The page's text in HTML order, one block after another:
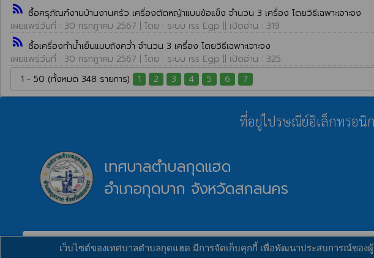
เว็บไซต์ของเทศบาลตำบลกุดแฮด มีการจัดเก็บคุกกี้ เพื่อพัฒนาประสบการณ์ขอ
rss_feed ซื้อครุภัณฑ์งานบ้านงานครัว เครื่องตัดหญ้าแบบข้อแข็ง จำนวน 3 เครื่อง โดยวิธีเฉพาะเจาะจง
เผยแพร่วันที่ : 30 กรกฎาคม 2567 | โดย : ระบบ rss Egp || เปิดอ่าน : 319
rss_feed ซื้อเครื่องทำน้ำเย็นแบบถังคว่ำ จำนวน 3 เครื่อง โดยวิธีเฉพาะเจาะจง
เผยแพร่วันที่ : 30 กรกฎาคม 2567 | โดย : ระบบ rss Egp || เปิดอ่าน : 325
1 - 50 (ทั้งหมด 348 รายการ)
1 2 3 4 5 6 7
ที่อยู่ไปรษณีย์อิเล็กทรอนิ
เทศบาลตำบลกุดแฮด
อำเภอกุดบาก จังหวัดสกลนคร
ผู้ดูแลระบบ copyright © 2025เทศบาลตำบลกุดแฮดพัฒนาระบบ :www.ts-local.com